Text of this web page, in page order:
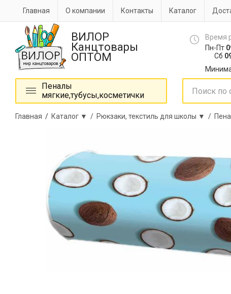
Главная О компании Контакты Каталог
ВИЛОР
Канцтовары
ОПТОМ
Время
Пн-Пт
Сб
Пеналы
мягкие,тубусы,косметички
Главная / Каталог ▼ / Рюкзаки, текстиль для школы ▼ /